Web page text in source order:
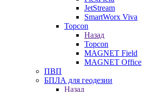
JetStream
SmartWorx Viva
Topcon
Назад
Topcon
MAGNET Field
MAGNET Office
ПВП
БПЛА для геодезии
Назад